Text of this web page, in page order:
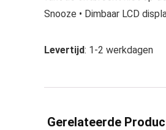
Snooze • Dimbaar LCD
Levertijd: 1-2 werkdagen
Gerelateerde